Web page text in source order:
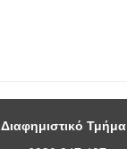
Διαφημιστικό Τμήμα